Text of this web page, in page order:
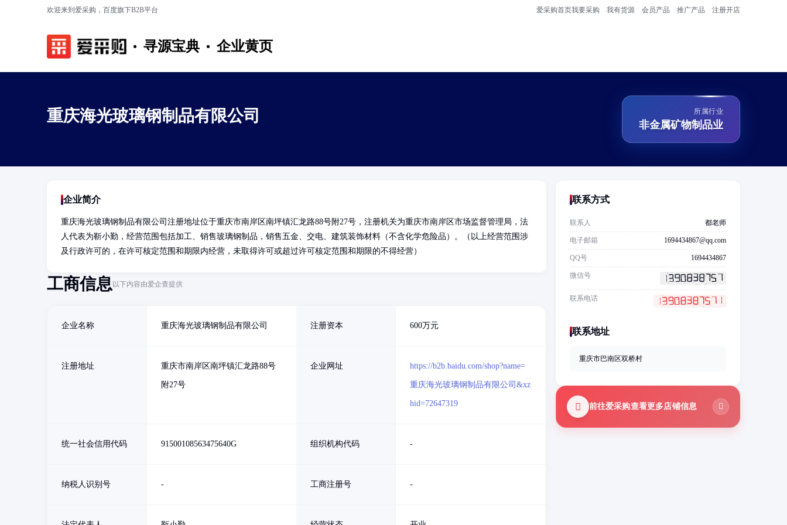
欢迎来到爱采购，百度旗下B2B平台 爱采购首页我要采购 我有货源 会员产品 推广产品 注册开店
寻源宝典 企业黄页
重庆海光玻璃钢制品有限公司 所属行业
非金属矿物制品业
企业简介
重庆海光玻璃钢制品有限公司注册地址位于重庆市南岸区南坪镇汇龙路88号附27号，注册机关为重庆市南岸区市场监督管理局，法
人代表为靳小勤，经营范围包括加工、销售玻璃钢制品，销售五金、交电、建筑装饰材料（不含化学危险品）。（以上经营范围涉
及行政许可的，在许可核定范围和期限内经营，未取得许可或超过许可核定范围和期限的不得经营）
工商信息以下内容由爱企查提供
企业名称 重庆海光玻璃钢制品有限公司 注册资本 600万元
注册地址 重庆市南岸区南坪镇汇龙路88号
附27号
企业网址 https://b2b.baidu.com/shop?name=
重庆海光玻璃钢制品有限公司&xz
hid=72647319
统一社会信用代码 91500108563475640G 组织机构代码 -
纳税人识别号 - 工商注册号 -
联系方式
联系人 都老师
电子邮箱 1694434867@qq.com
QQ号 1694434867
微信号
联系电话
联系地址
重庆市巴南区双桥村
前往爱采购查看更多店铺信息